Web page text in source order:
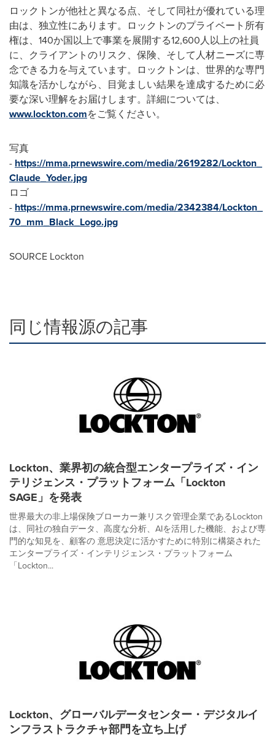
ロックトンが他社と異なる点、そして同社が優れている理
由は、独立性にあります。ロックトンのプライベート所有
権は、140か国以上で事業を展開する12,600人以上の社員
に、クライアントのリスク、保険、そして人材ニーズに専
念できる力を与えています。ロックトンは、世界的な専門
知識を活かしながら、目覚ましい結果を達成するために必
要な深い理解をお届けします。詳細については、
www.lockton.comをご覧ください。
写真
- https://mma.prnewswire.com/media/2619282/Lockton_
Claude_Yoder.jpg
ロゴ
- https://mma.prnewswire.com/media/2342384/Lockton_
70_mm_Black_Logo.jpg
SOURCE Lockton
同じ情報源の記事
Lockton、業界初の統合型エンタープライズ・イン
テリジェンス・プラットフォーム「Lockton
SAGE」を発表
世界最大の非上場保険ブローカー兼リスク管理企業であるLockton
は、同社の独自データ、高度な分析、AIを活用した機能、および専
門的な知見を、顧客の 意思決定に活かすために特別に構築された
エンタープライズ・インテリジェンス・プラットフォーム
「Lockton...
Lockton、グローバルデータセンター・デジタルイ
ンフラストラクチャ部門を立ち上げ